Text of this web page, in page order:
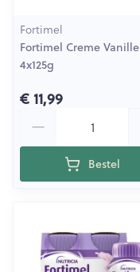
Fortimel
Fortimel Creme Vanille
4x125g
€ 11,99
Bestel